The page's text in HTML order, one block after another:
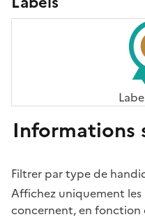
Informations
Filtrer par type de
Affichez uniquement
concernent, en